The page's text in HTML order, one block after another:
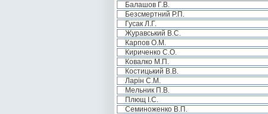
Балашов Г.В.
Безсмертний Р.П.
Гусак Л.Г.
Журавський В.С.
Карпов О.М.
Кириченко С.О.
Ковалко М.П.
Костицький В.В.
Ларін С.М.
Мельник П.В.
Плющ І.С.
Семиноженко В.П.